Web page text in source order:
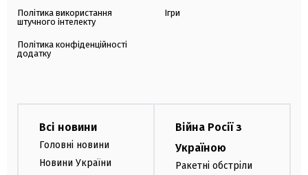
Політика використання
штучного інтелекту
Політика конфіденційності
додатку
Ігри
Всі новини
Головні новини
Новини України
Війна Росії з
Україною
Ракетні обстріли